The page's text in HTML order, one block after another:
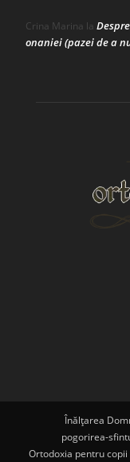
Crina Marina la
onaniei (pazei de a
Înălțarea
pogorirea-
Ortodoxia pentru copii